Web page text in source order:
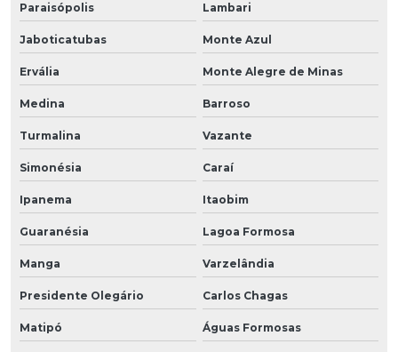
Paraisópolis Lambari
Jaboticatubas Monte Azul
Ervália Monte Alegre de Minas
Medina Barroso
Turmalina Vazante
Simonésia Caraí
Ipanema Itaobim
Guaranésia Lagoa Formosa
Manga Varzelândia
Presidente Olegário Carlos Chagas
Matipó Águas Formosas